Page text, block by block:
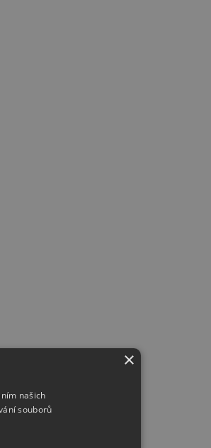
×
našich
souborů